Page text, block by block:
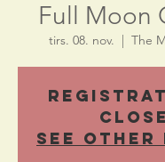
Full Moon
tirs. 08. nov.
  |
The
See other